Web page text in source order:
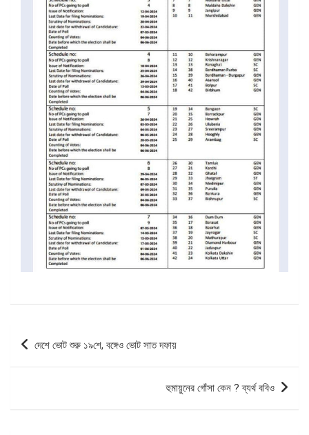
Post
দেশে ভোট শুরু ১৯শে, বঙ্গেও ভোট সাত দফায়
হুমায়ুনের গোঁসা কেন ? ব্যর্থ ববিও